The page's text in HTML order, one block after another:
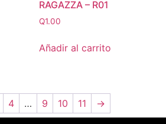
RAGAZZA – R01
Q1.00
Añadir al carrito
4 … 9 10 11 →